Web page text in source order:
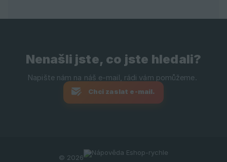
Nenašli jste, co jste hledali?
Chci zaslat e-mail.
© 2026